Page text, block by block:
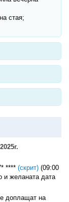
стая;
**** (скрит) (09:00
и желаната дата
доплащат на